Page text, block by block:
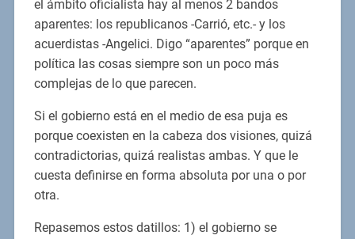
el ámbito oficialista hay al menos 2 bandos
aparentes: los republicanos -Carrió, etc.- y los
acuerdistas -Angelici. Digo “aparentes” porque en
política las cosas siempre son un poco más
complejas de lo que parecen.
Si el gobierno está en el medio de esa puja es
porque coexisten en la cabeza dos visiones, quizá
contradictorias, quizá realistas ambas. Y que le
cuesta definirse en forma absoluta por una o por
otra.
Repasemos estos datillos: 1) el gobierno se